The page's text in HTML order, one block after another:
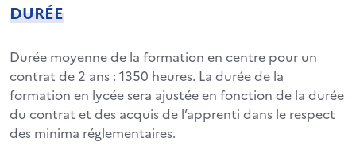
DURÉE
Durée moyenne de la formation en centre pour un
contrat de 2 ans : 1350 heures. La durée de la
formation en lycée sera ajustée en fonction de la durée
du contrat et des acquis de l’apprenti dans le respect
des minima réglementaires.